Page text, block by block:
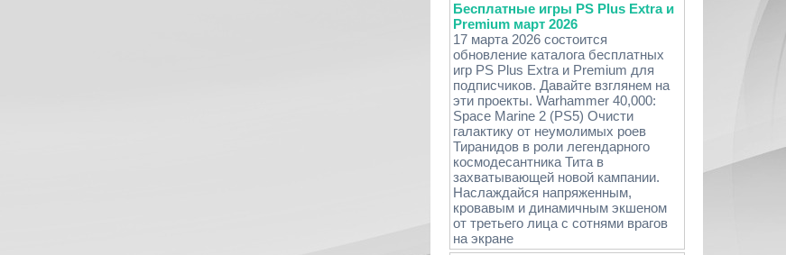
Бесплатные игры PS Plus Extra и
Premium март 2026
17 марта 2026 состоится
обновление каталога бесплатных
игр PS Plus Extra и Premium для
подписчиков. Давайте взглянем на
эти проекты. Warhammer 40,000:
Space Marine 2 (PS5) Очисти
галактику от неумолимых роев
Тиранидов в роли легендарного
космодесантника Тита в
захватывающей новой кампании.
Наслаждайся напряженным,
кровавым и динамичным экшеном
от третьего лица с сотнями врагов
на экране